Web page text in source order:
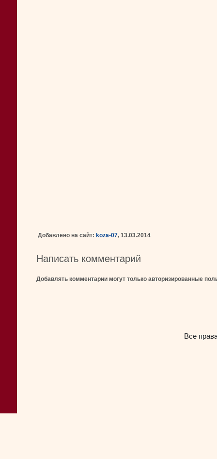
Добавлено на сайт: koza-07, 13.03.2014
Написать комментарий
Добавлять комментарии могут только авторизированные
Все